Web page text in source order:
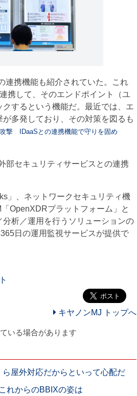
携機能も紹介されていた。これ
携して、そのエンドポイント（ユ
するという機能だ。最近では、エ
多発しており、その対策を図るも
撃 IDaaSとの連携機能で守りを固め
部セキュリティサービスとの連携
」、ネットワークセキュリティ機
OpenXDRプラットフォーム」と
析／運用を行うソリューションの
日の運用監視サービスが提供で
キヤノンMJ トップへ
いる場合があります
屋外対応だからといって心配だ
れからのBBIXの姿は